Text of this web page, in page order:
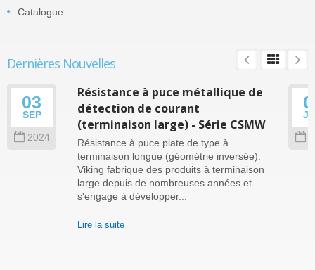
Catalogue
Dernières Nouvelles
03
SEP
2024
Résistance à puce métallique de
détection de courant
(terminaison large) - Série CSMW
Résistance à puce plate de type à
terminaison longue (géométrie inversée).
Viking fabrique des produits à terminaison
large depuis de nombreuses années et
s'engage à développer...
Lire la suite